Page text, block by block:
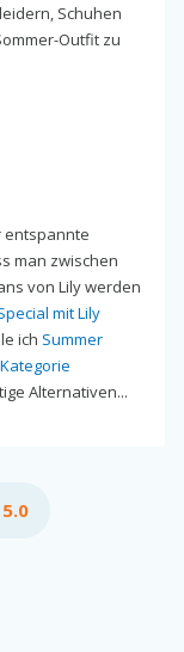
Schuhen
Outfit zu
entspannte
man zwischen
von Lily werden
mit Lily
ich Summer
Kategorie
Alternativen...
5.0